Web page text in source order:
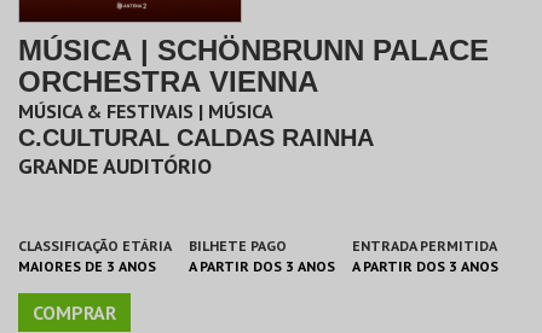
MÚSICA | SCHÖNBRUNN PALACE
ORCHESTRA VIENNA
MÚSICA & FESTIVAIS | MÚSICA
C.CULTURAL CALDAS RAINHA
GRANDE AUDITÓRIO
CLASSIFICAÇÃO ETÁRIA
MAIORES DE 3 ANOS
BILHETE PAGO
A PARTIR DOS 3 ANOS
ENTRADA PERMITIDA
A PARTIR DOS 3 ANOS
COMPRAR